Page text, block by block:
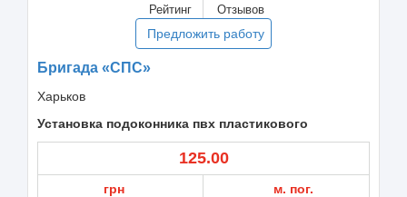
Рейтинг Отзывов
Предложить работу
Бригада «СПС»
Харьков
Установка подоконника пвх пластикового
125.00
грн м. пог.